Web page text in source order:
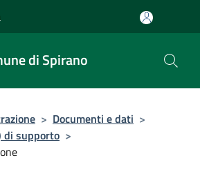
di Spirano
> Documenti e dati >
di supporto >